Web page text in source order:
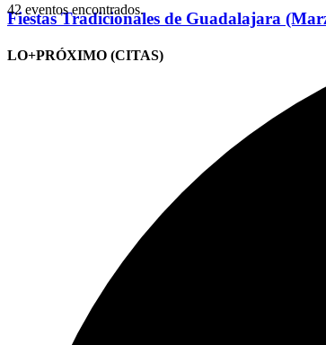
Fiestas Tradicionales de Guadalajara
LO+PRÓXIMO (CITAS)
42 eventos encontrados.